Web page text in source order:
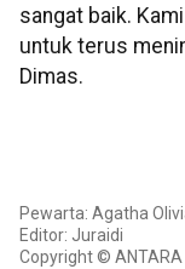
sangat baik.
untuk terus
Dimas.
Pewarta: Agatha
Editor: Juraidi
Copyright © ANTARA